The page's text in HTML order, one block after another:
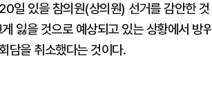
일 있을 참의원(상의원) 선거를 감안한 것
잃을 것으로 예상되고 있는 상황에서 방위
담을 취소했다는 것이다.